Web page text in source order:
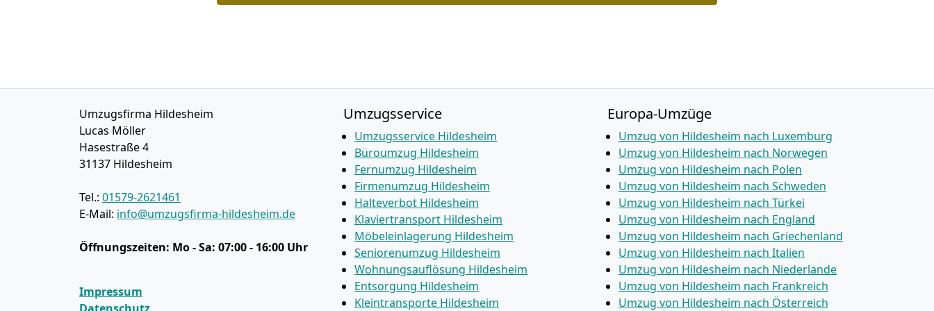
Umzugsfirma Hildesheim
Lucas Möller
Hasestraße 4
31137 Hildesheim
Tel.: 01579-2621461
E-Mail: info@umzugsfirma-hildesheim.de
Öffnungszeiten: Mo - Sa: 07:00 - 16:00 Uhr
Impressum
Umzugsservice
Umzugsservice Hildesheim
Büroumzug Hildesheim
Fernumzug Hildesheim
Firmenumzug Hildesheim
Halteverbot Hildesheim
Klaviertransport Hildesheim
Möbeleinlagerung Hildesheim
Seniorenumzug Hildesheim
Wohnungsauflösung Hildesheim
Entsorgung Hildesheim
Kleintransporte Hildesheim
Europa-Umzüge
Umzug von Hildesheim nach Luxemburg
Umzug von Hildesheim nach Norwegen
Umzug von Hildesheim nach Polen
Umzug von Hildesheim nach Schweden
Umzug von Hildesheim nach Türkei
Umzug von Hildesheim nach England
Umzug von Hildesheim nach Griechenland
Umzug von Hildesheim nach Italien
Umzug von Hildesheim nach Niederlande
Umzug von Hildesheim nach Frankreich
Umzug von Hildesheim nach Österreich